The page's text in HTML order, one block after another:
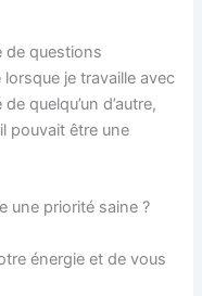
de questions
je travaille avec
quelqu’un d’autre,
pouvait être une
une priorité saine ?
énergie et de vous